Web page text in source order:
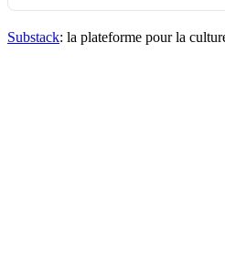
Substack: la plateforme pour la